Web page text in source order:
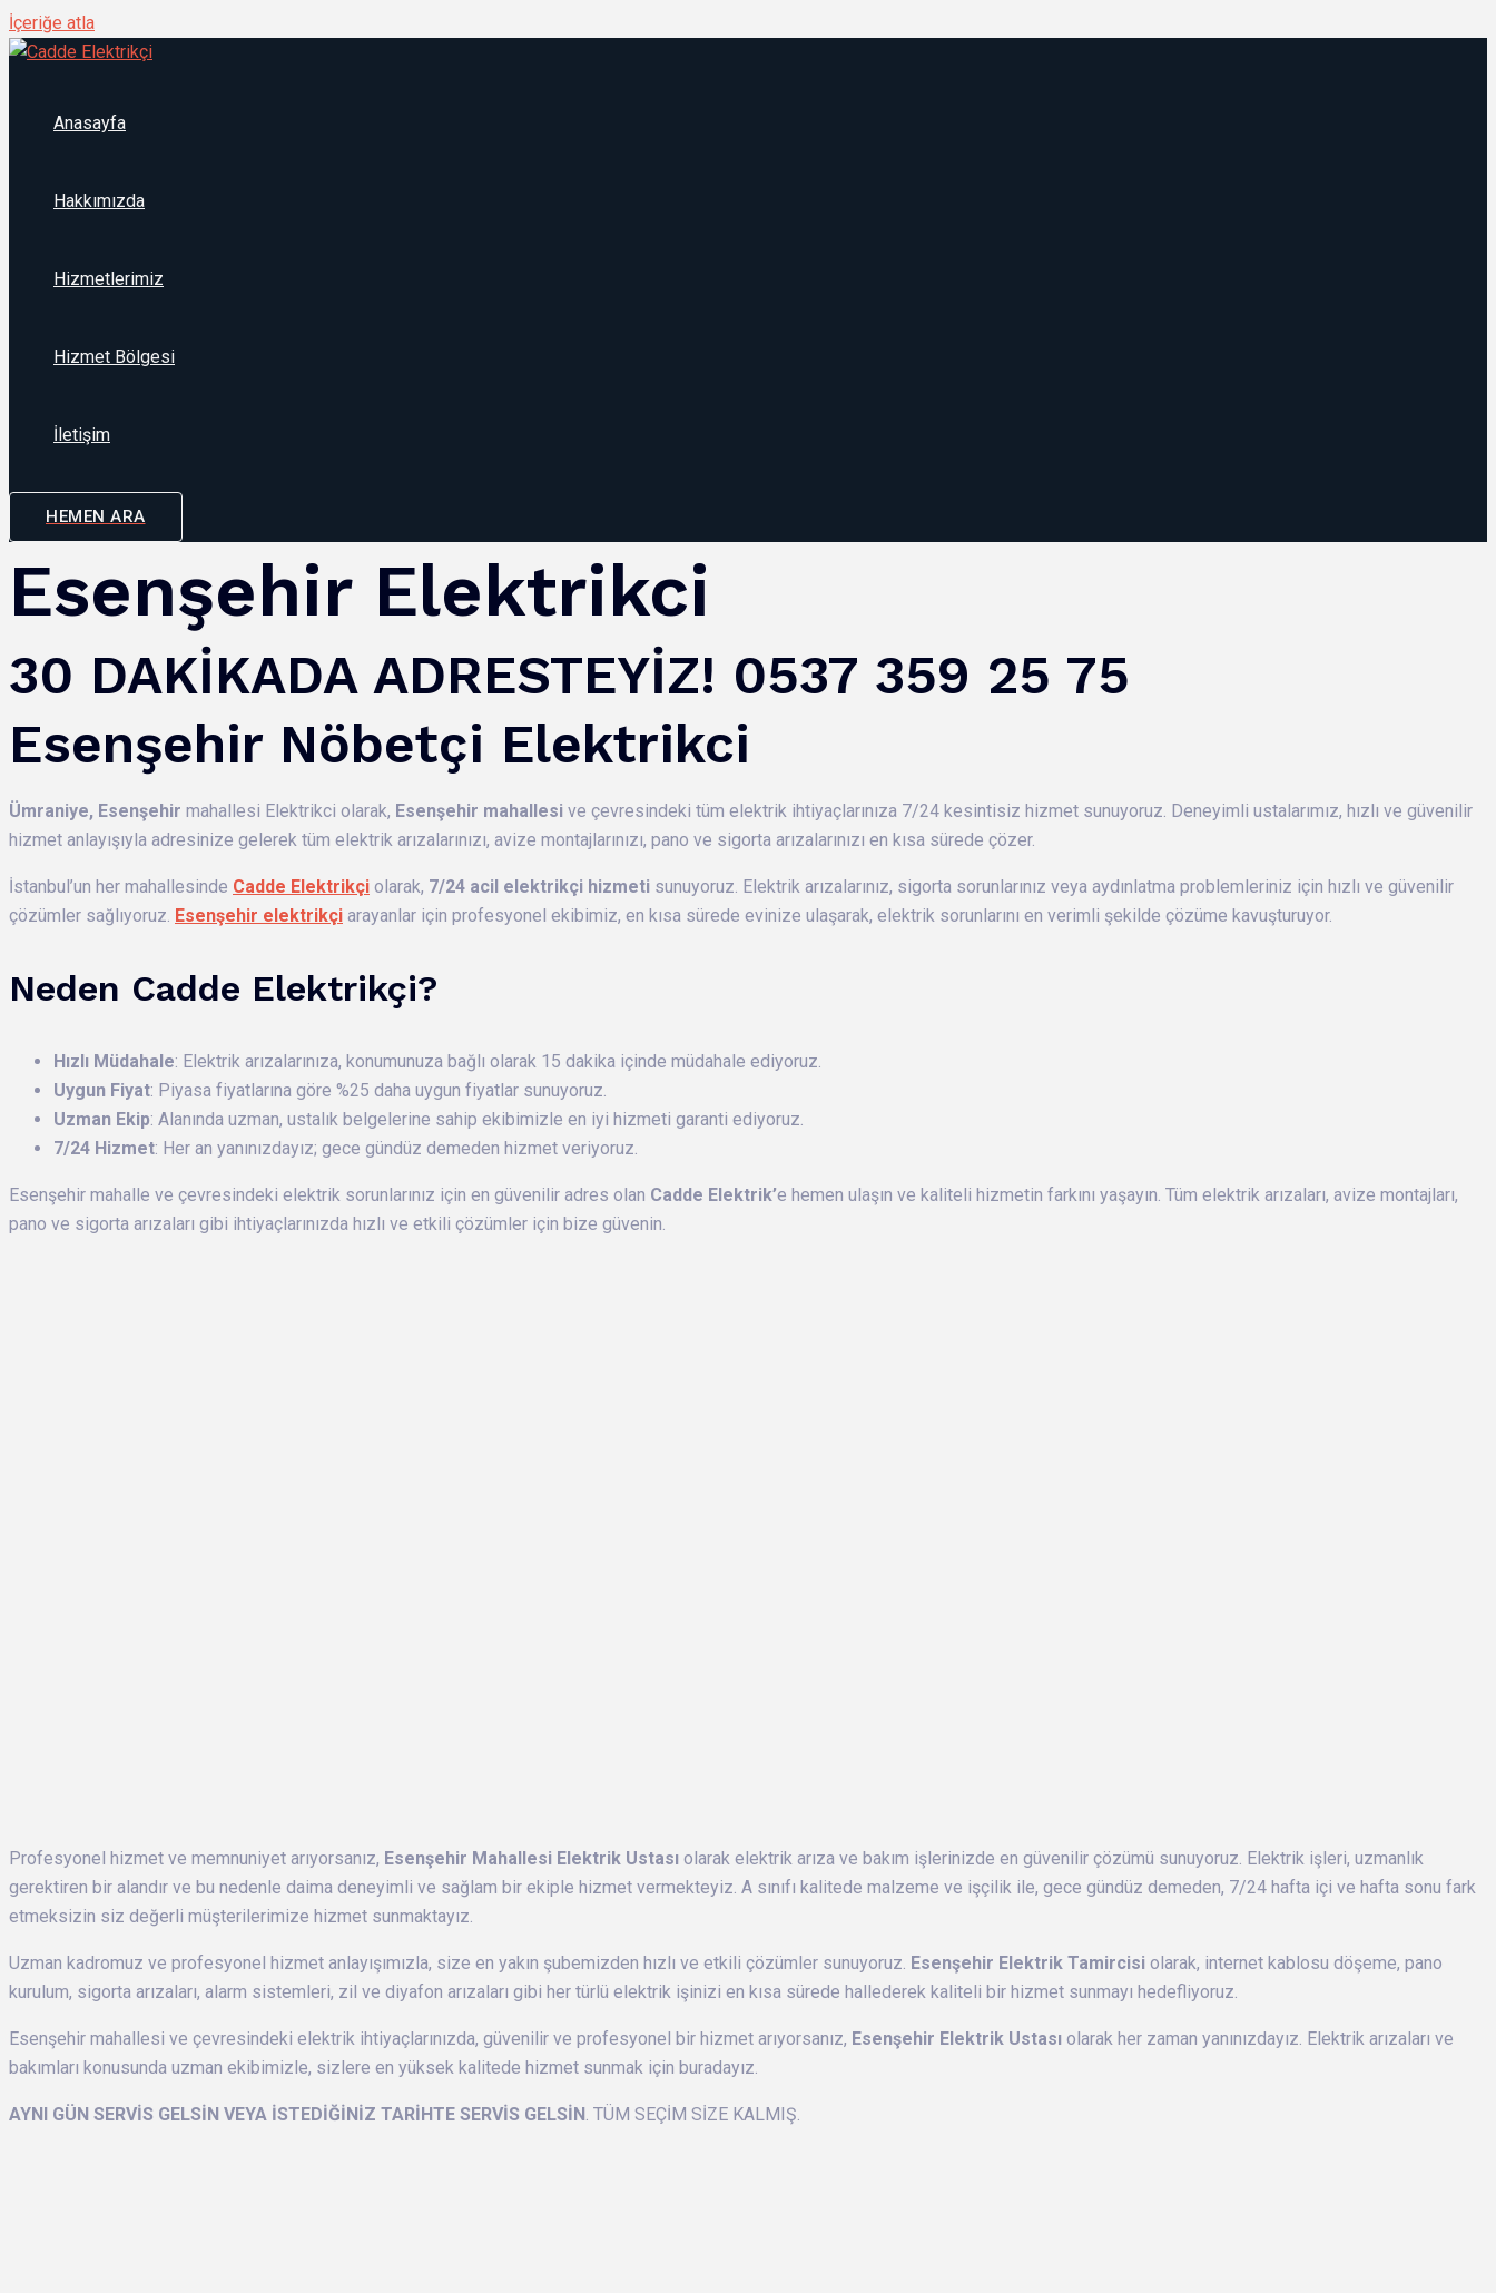
İçeriğe atla
Anasayfa
Hakkımızda
Hizmetlerimiz
Hizmet Bölgesi
İletişim
HEMEN ARA
Esenşehir Elektrikci
30 DAKİKADA ADRESTEYİZ! 0537 359 25 75
Esenşehir Nöbetçi Elektrikci
Ümraniye, Esenşehir mahallesi Elektrikci olarak, Esenşehir mahallesi ve çevresindeki tüm elektrik ihtiyaçlarınıza 7/24 kesintisiz hizmet sunuyoruz. Deneyimli ustalarımız, hızlı ve güvenilir
hizmet anlayışıyla adresinize gelerek tüm elektrik arızalarınızı, avize montajlarınızı, pano ve sigorta arızalarınızı en kısa sürede çözer.
İstanbul’un her mahallesinde Cadde Elektrikçi olarak, 7/24 acil elektrikçi hizmeti sunuyoruz. Elektrik arızalarınız, sigorta sorunlarınız veya aydınlatma problemleriniz için hızlı ve güvenilir
çözümler sağlıyoruz. Esenşehir elektrikçi arayanlar için profesyonel ekibimiz, en kısa sürede evinize ulaşarak, elektrik sorunlarını en verimli şekilde çözüme kavuşturuyor.
Neden Cadde Elektrikçi?
Hızlı Müdahale: Elektrik arızalarınıza, konumunuza bağlı olarak 15 dakika içinde müdahale ediyoruz.
Uygun Fiyat: Piyasa fiyatlarına göre %25 daha uygun fiyatlar sunuyoruz.
Uzman Ekip: Alanında uzman, ustalık belgelerine sahip ekibimizle en iyi hizmeti garanti ediyoruz.
7/24 Hizmet: Her an yanınızdayız; gece gündüz demeden hizmet veriyoruz.
Esenşehir mahalle ve çevresindeki elektrik sorunlarınız için en güvenilir adres olan Cadde Elektrik’e hemen ulaşın ve kaliteli hizmetin farkını yaşayın. Tüm elektrik arızaları, avize montajları,
pano ve sigorta arızaları gibi ihtiyaçlarınızda hızlı ve etkili çözümler için bize güvenin.
Profesyonel hizmet ve memnuniyet arıyorsanız, Esenşehir Mahallesi Elektrik Ustası olarak elektrik arıza ve bakım işlerinizde en güvenilir çözümü sunuyoruz. Elektrik işleri, uzmanlık
gerektiren bir alandır ve bu nedenle daima deneyimli ve sağlam bir ekiple hizmet vermekteyiz. A sınıfı kalitede malzeme ve işçilik ile, gece gündüz demeden, 7/24 hafta içi ve hafta sonu fark
etmeksizin siz değerli müşterilerimize hizmet sunmaktayız.
Uzman kadromuz ve profesyonel hizmet anlayışımızla, size en yakın şubemizden hızlı ve etkili çözümler sunuyoruz. Esenşehir Elektrik Tamircisi olarak, internet kablosu döşeme, pano
kurulum, sigorta arızaları, alarm sistemleri, zil ve diyafon arızaları gibi her türlü elektrik işinizi en kısa sürede hallederek kaliteli bir hizmet sunmayı hedefliyoruz.
Esenşehir mahallesi ve çevresindeki elektrik ihtiyaçlarınızda, güvenilir ve profesyonel bir hizmet arıyorsanız, Esenşehir Elektrik Ustası olarak her zaman yanınızdayız. Elektrik arızaları ve
bakımları konusunda uzman ekibimizle, sizlere en yüksek kalitede hizmet sunmak için buradayız.
AYNI GÜN SERVİS GELSİN VEYA İSTEDİĞİNİZ TARİHTE SERVİS GELSİN. TÜM SEÇİM SİZE KALMIŞ.